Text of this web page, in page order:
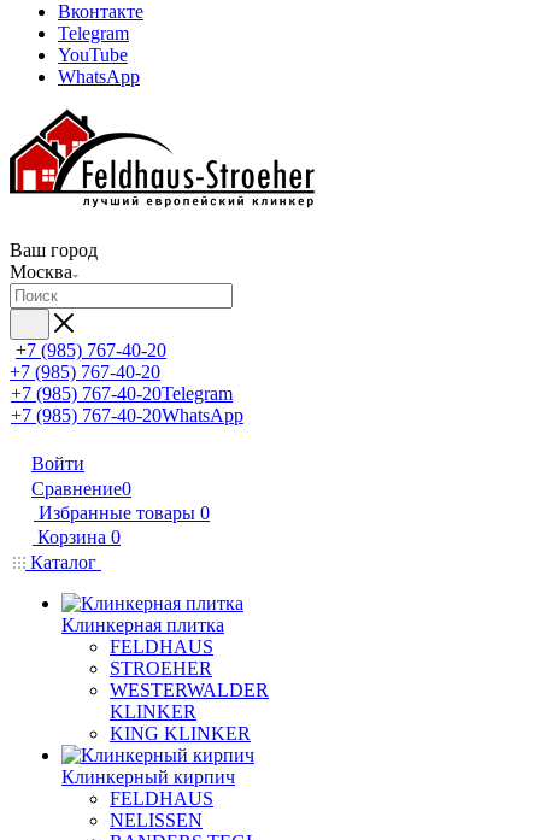
Вконтакте
Telegram
YouTube
WhatsApp
Ваш город
Москва
+7 (985) 767-40-20
+7 (985) 767-40-20
+7 (985) 767-40-20Telegram
+7 (985) 767-40-20WhatsApp
Войти
Сравнение0
Избранные товары 0
Корзина 0
Каталог
Клинкерная плитка
FELDHAUS
STROEHER
WESTERWALDER
KLINKER
KING KLINKER
Клинкерный кирпич
FELDHAUS
NELISSEN